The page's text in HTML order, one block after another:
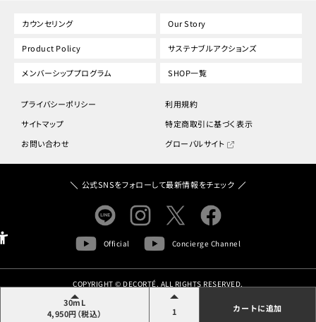
30mL
4,950円（税込）
1 カートに追加
カウンセリング Our Story
Product Policy サステナブルアクションズ
メンバーシッププログラム SHOP一覧
プライバシーポリシー
利用規約
サイトマップ
特定商取引に基づく表示
お問い合わせ
グローバルサイト
公式SNSをフォローして最新情報をチェック
Official Concierge Channel
COPYRIGHT © DECORTÉ. ALL RIGHTS RESERVED.